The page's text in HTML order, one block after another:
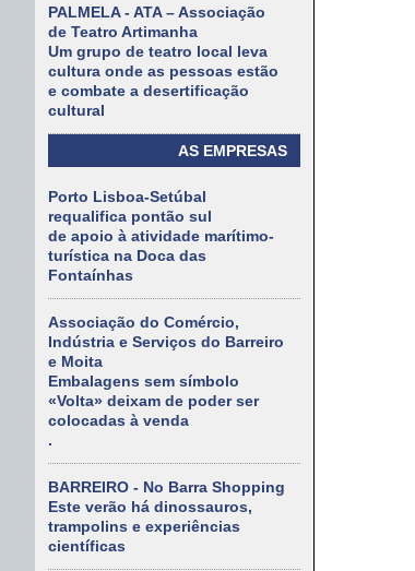
PALMELA - ATA – Associação
de Teatro Artimanha
Um grupo de teatro local leva
cultura onde as pessoas estão
e combate a desertificação
cultural
AS EMPRESAS
Porto Lisboa-Setúbal
requalifica pontão sul
de apoio à atividade marítimo-
turística na Doca das
Fontaínhas
Associação do Comércio,
Indústria e Serviços do Barreiro
e Moita
Embalagens sem símbolo
«Volta» deixam de poder ser
colocadas à venda
.
BARREIRO - No Barra Shopping
Este verão há dinossauros,
trampolins e experiências
científicas